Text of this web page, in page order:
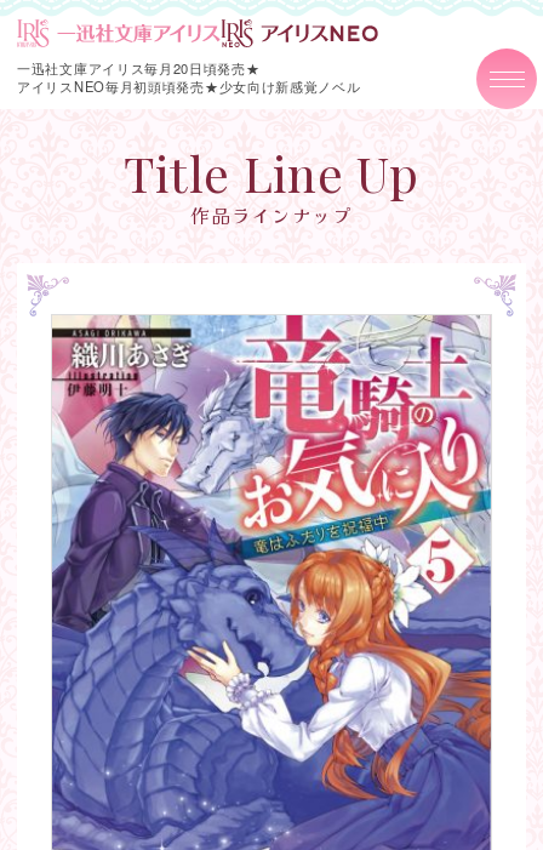
一迅社文庫アイリス毎月20日頃発売★
アイリスNEO毎月初頭頃発売★少女向け新感覚ノベル
Title Line Up
作品ラインナップ